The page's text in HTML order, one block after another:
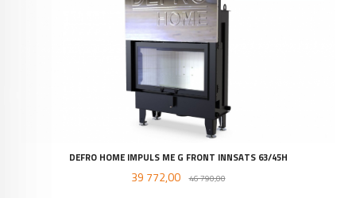
DEFRO HOME IMPULS ME G FRONT INNSATS 63/45H
Tilbud
39 772,00 46 790,00Rabatt